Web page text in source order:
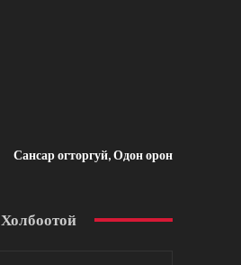
Сансар огторгуй, Одон орон
Холбоотой